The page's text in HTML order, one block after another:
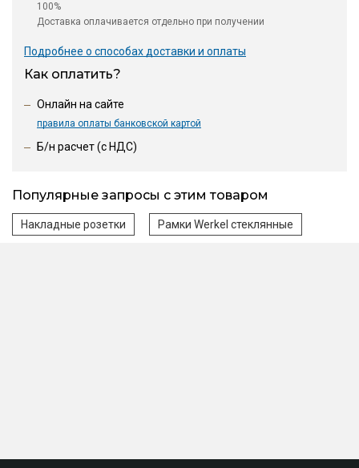
100%
Доставка оплачивается отдельно при получении
Подробнее о способах доставки и оплаты
Как оплатить?
Онлайн на сайте
правила оплаты банковской картой
Б/н расчет (c НДС)
Популярные запросы с этим товаром
Накладные розетки Рамки Werkel стеклянные